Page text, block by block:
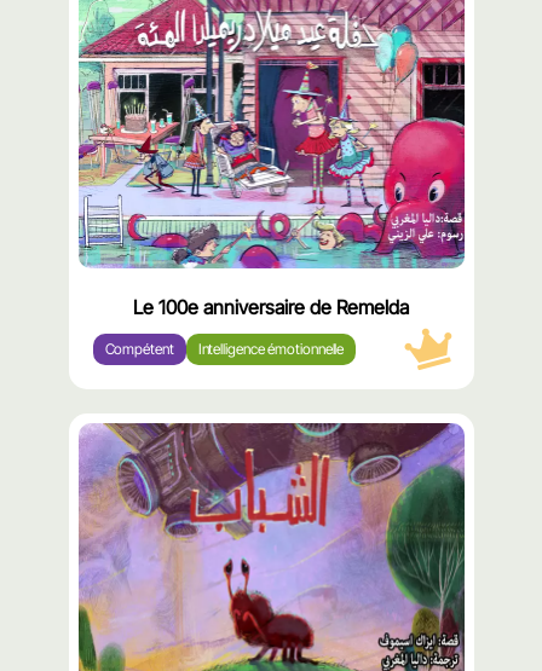
مميّز
Le 100e anniversaire de Remelda
Compétent Intelligence émotionnelle
محتوى
مميّز